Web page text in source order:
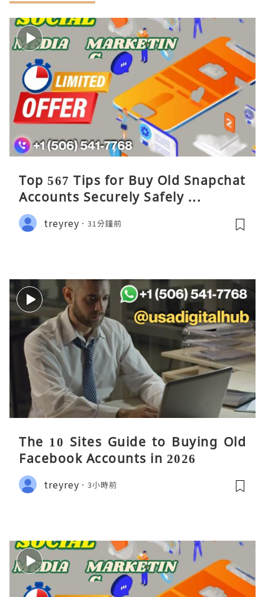
Top 567 Tips for Buy Old Snapchat
Accounts Securely Safely ...
treyrey 31分鐘前
The 10 Sites Guide to Buying Old
Facebook Accounts in 2026
treyrey 3小時前